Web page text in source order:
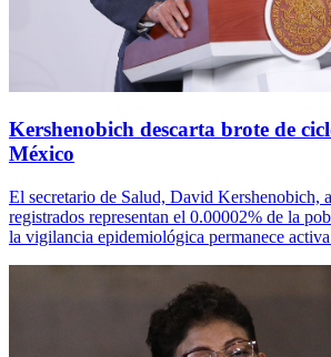
Kershenobich descarta brote de
México
El secretario de Salud, David Kershenobich,
registrados representan el 0.00002% de la
la vigilancia epidemiológica permanece